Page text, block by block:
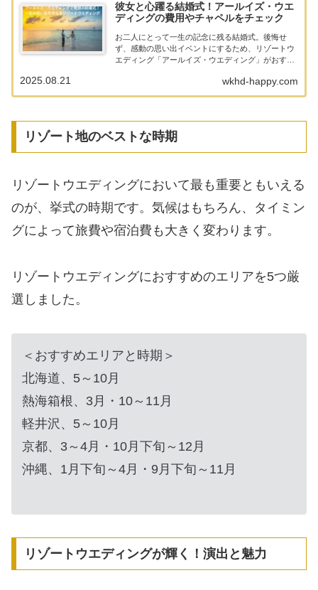
彼女と心躍る結婚式！アールイズ・ウエ
ディングの費用やチャペルをチェック
お二人にとって一生の記念に残る結婚式。後悔せ
ず、感動の思い出イベントにするため、リゾートウ
エディング「アールイズ・ウエディング」がおすす
変そう」と思っているあなた、「アールイズ・ウエ
ディング」で...
wkhd-happy.com
2025.08.21
リゾート地のベストな時期
リゾートウエディングにおいて最も重要ともいえる
のが、挙式の時期です。気候はもちろん、タイミン
グによって旅費や宿泊費も大きく変わります。
リゾートウエディングにおすすめのエリアを5つ厳
選しました。
＜おすすめエリアと時期＞
北海道、5～10月
熱海箱根、3月・10～11月
軽井沢、5～10月
京都、3～4月・10月下旬～12月
沖縄、1月下旬～4月・9月下旬～11月
リゾートウエディングが輝く！演出と魅力